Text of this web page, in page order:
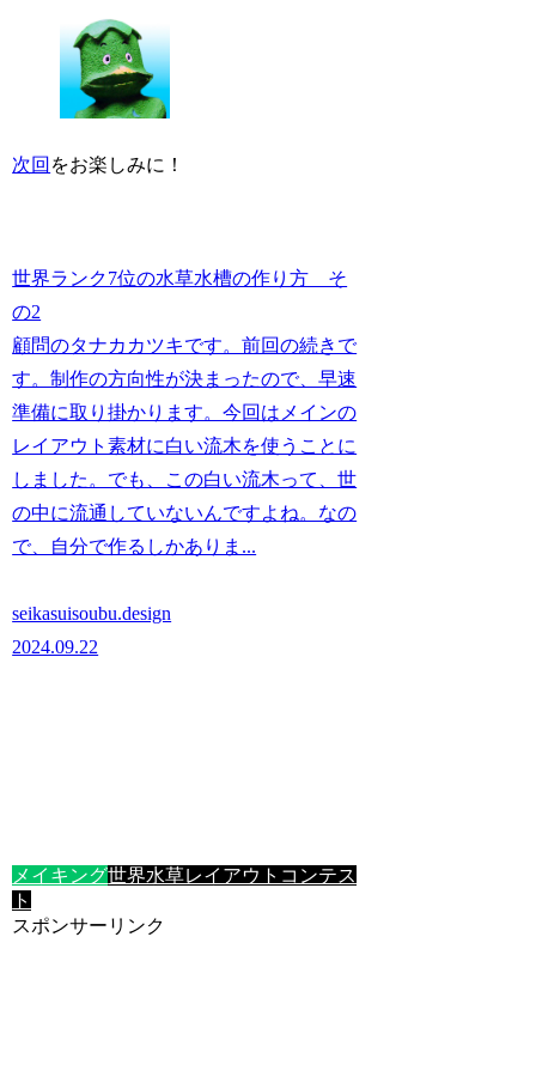
次回 をお楽しみに！
世界ランク7位の水草水槽の作り方 そ
の2
顧問のタナカカツキです。前回の続きで
す。制作の方向性が決まったので、早速
準備に取り掛かります。今回はメインの
レイアウト素材に白い流木を使うことに
しました。でも、この白い流木って、世
の中に流通していないんですよね。なの
で、自分で作るしかありま...
seikasuisoubu.design
2024.09.22
メイキング世界水草レイアウトコンテス
ト
スポンサーリンク